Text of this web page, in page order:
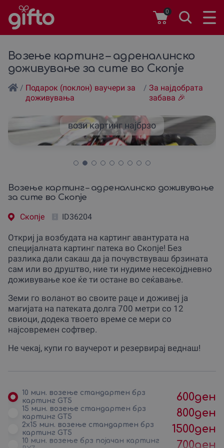
0
Возење картинг – адреналинско
доживување за сите во Скопје
/ Подарок (поклон) ваучери за
доживувања
/За наjдобрата
забава 🎉
вози картинг наjбрзо
Возење картинг – адреналинско доживување
за сите во Скопје
Скопjе ID36204
Откриј ja возбудaта на картинг авантурата на
специјалната картинг патека во Скопје! Без
разлика дали сакаш да ја почувствуваш брзината
сам или во друштво, ние ти нудиме несекојдневно
доживување кое ќе ти остане во сеќавање.
Земи го воланот во своите раце и доживеј ја
магијата на патеката долга 700 метри со 12
свиоци, додека твоето време се мери со
најсовремен софтвер.
Не чекај, купи го ваучерот и резервирај веднаш!
10 мин. возење стандартен брз
картинг GT5
600ден
15 мин. возење стандартен брз
картинг GT5
800ден
2x15 мин. возење стандартен брз
картинг GT5
1500ден
10 мин. возење брз појачан картинг
700ден